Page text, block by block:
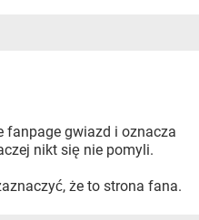
fanpage gwiazd i oznacza
nikt się nie pomyli.
że to strona fana.